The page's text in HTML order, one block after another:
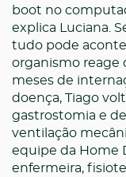
boot no
explica Luciana.
tudo pode
organismo reage
meses de
doença, Tiago
gastrostomia e
ventilação
equipe da Home
enfermeira,